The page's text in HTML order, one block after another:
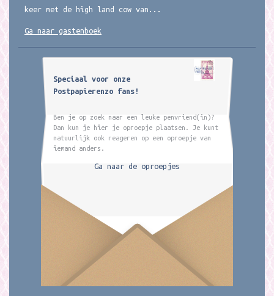
keer met de high land cow van...
Ga naar gastenboek
Speciaal voor onze
Postpapierenzo fans!
Ben je op zoek naar een leuke penvriend(in)?
Dan kun je hier je oproepje plaatsen. Je kunt
natuurlijk ook reageren op een oproepje van
iemand anders.
Ga naar de oproepjes